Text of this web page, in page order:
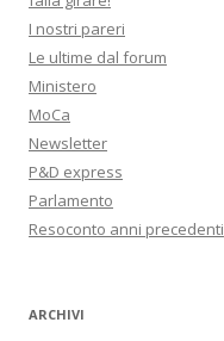
I nostri pareri
Le ultime dal forum
Ministero
MoCa
Newsletter
P&D express
Parlamento
Resoconto anni precedenti
ARCHIVI